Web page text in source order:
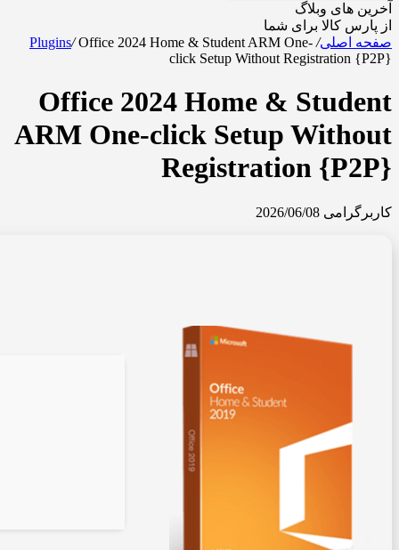
آخرین های وبلاگ
از پارس کالا برای شما
صفحه اصلی/
Plugins/ Office 2024 Home & Student ARM One-
click Setup Without Registration {P2P}
Office 2024 Home & Student
ARM One-click Setup Without
Registration {P2P}
کاربرگرامی 2026/06/08